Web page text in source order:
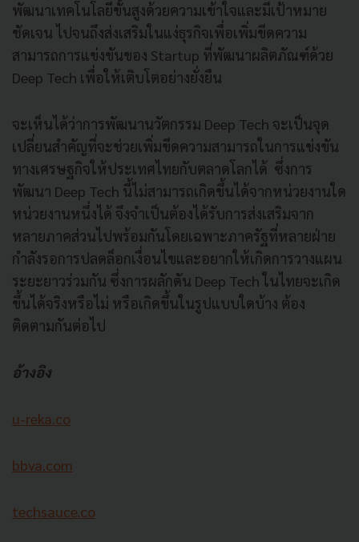
พัฒนาเทคโนโลยีขั้นสูงด้วยความเข้าใจและมีเป้าหมาย
ชัดเจน ไปจนถึงส่งเสริมในแง่ธุรกิจเพื่อเพิ่มขีดความ
สามารถการแข่งขันของ Startup ที่พัฒนาผลิตภัณฑ์ด้วย
Deep Tech เพื่อให้เติบโตอย่างยั่งยืน
จะเห็นได้ว่าการพัฒนานวัตกรรม Deep Tech จะเป็นจุด
เปลี่ยนสำคัญที่จะช่วยเพิ่มขีดความสามารถในการแข่งขัน
ทางเศรษฐกิจให้ประเทศไทยกับตลาดโลกได้ ซึ่งการ
พัฒนา Deep Tech นี้ไม่สามารถเกิดขึ้นได้จากหน่วยงานใด
หน่วยงานหนึ่งได้ จึงจำเป็นต้องได้รับการส่งเสริมจาก
หลายภาคส่วนไปพร้อมกันโดยเฉพาะภาครัฐที่หลายฝ่าย
กำลังรอการปลดล็อกเงื่อนไขและอยากให้เกิดการวางแผน
ระยะยาวร่วมกัน ซึ่งการผลักดัน Deep Tech ในไทยจะเกิด
ขึ้นได้จริงหรือไม่ หรือเกิดขึ้นในรูปแบบใดบ้าง ต้อง
ติดตามกันต่อไป
อ้างอิง
u-reka.co
bbva.com
techsauce.co